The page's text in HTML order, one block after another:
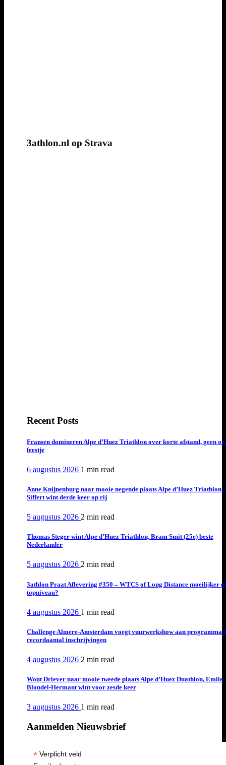
3athlon.nl op Strava
Recent Posts
Fransen domineren Alpe d’Huez Triathlon over korte afstand, geen
feestje
6 augustus 2026 1 min read
Anne Knijnenburg naar mooie negende plaats Alpe d’Huez Triathlon,
Siffert wint derde keer op rij
5 augustus 2026 2 min read
Thomas Steger wint Alpe d’Huez Triathlon, Bram Smit (25e) beste
Nederlander
5 augustus 2026 2 min read
3athlon Praat Aflevering #350 – WTCS of Long Distance moeilijker
topniveau?
4 augustus 2026 1 min read
Challenge Almere-Amsterdam voegt vuurwerkshow aan programma
recordaantal inschrijvingen
4 augustus 2026 2 min read
Wout Driever naar mooie tweede plaats Alpe d’Huez Duathlon, Emile
Blondel-Hermant wint voor zesde keer
3 augustus 2026 1 min read
Aanmelden Nieuwsbrief
*Verplicht veld